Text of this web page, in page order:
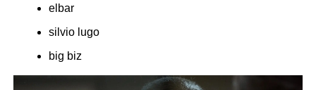
elbar
silvio lugo
big biz